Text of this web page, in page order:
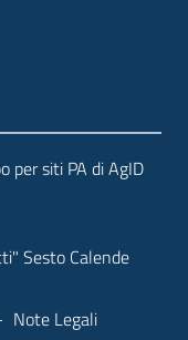
per siti PA di AgID
Sesto Calende
Note Legali